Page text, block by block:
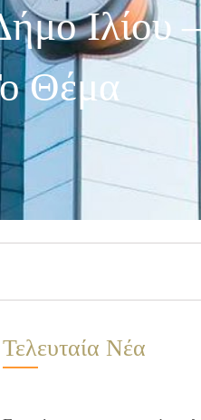
Ιλίου
Θέμα
Τελευταία Νέα